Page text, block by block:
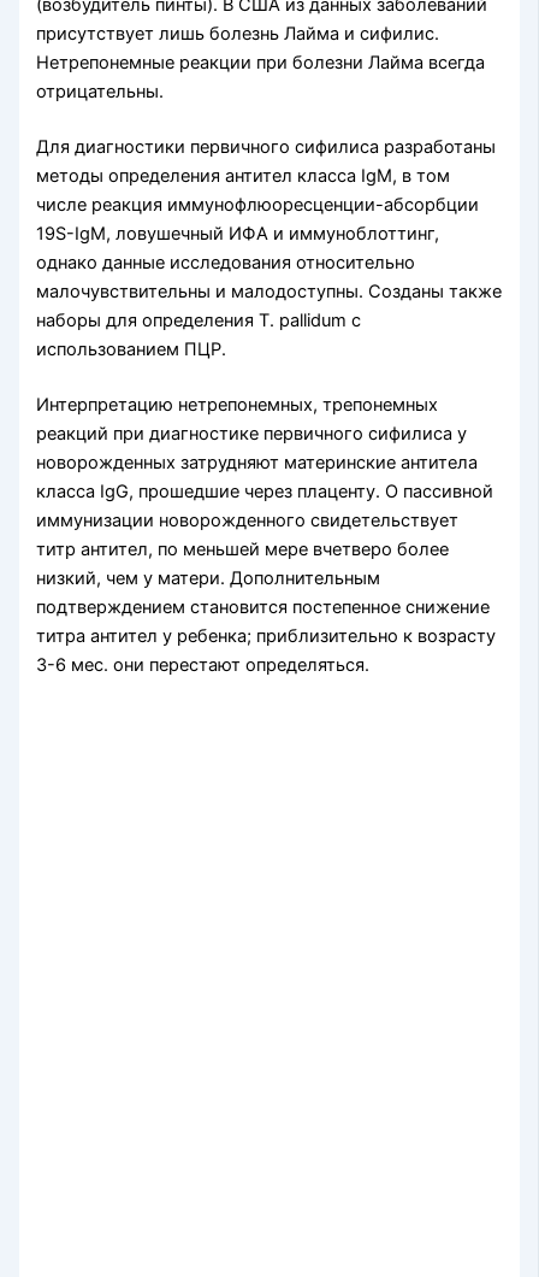
(возбудитель пинты). В США из данных заболева­ний
присутствует лишь болезнь Лайма и сифилис.
Нетрепонемные реакции при болезни Лайма всегда
отрицательны.
Для диагностики первичного сифилиса разработаны
методы определения антител клас­са IgM, в том
числе реакция иммунофлюоресцен­ции-абсорбции
19S-IgM, ловушечный ИФА и иммуноблоттинг,
однако данные исследования от­носительно
малочувствительны и малодоступны. Созданы также
наборы для определения Т. pallidum с
использованием ПЦР.
Интерпретацию нетрепонемных, трепонемных
реакций при диагностике первичного сифилиса у
новорожденных затрудняют материн­ские антитела
класса IgG, прошедшие через пла­центу. О пассивной
иммунизации новорожденно­го свидетельствует
титр антител, по меньшей мере вчетверо более
низкий, чем у матери. Дополнитель­ным
подтверждением становится постепенное сни­жение
титра антител у ребенка; приблизительно к возрасту
3-6 мес. они перестают определяться.